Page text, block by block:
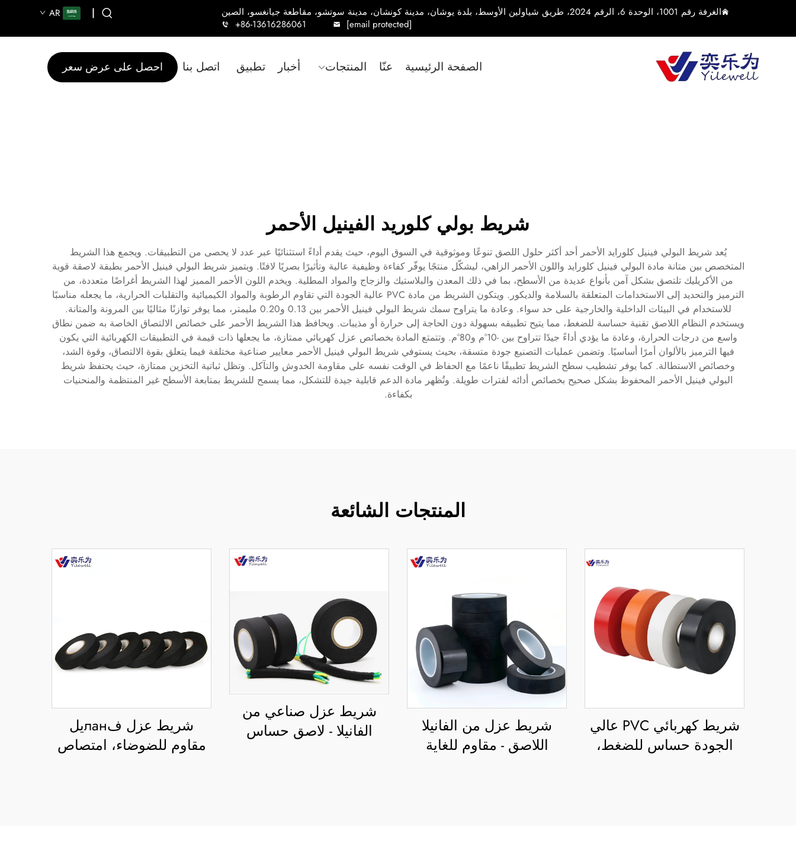
الغرفة رقم 1001، الوحدة 6، الرقم 2024، طريق شياولين الأوسط، بلدة يوشان، مدينة كونشان، مدينة سوتشو، مقاطعة جيانغسو، الصين
+86-13616286061
[email protected]
|
AR
الصفحة الرئيسية عنّا المنتجات أخبار تطبيق اتصل بنا احصل على عرض سعر
شريط بولي كلوريد الفينيل الأحمر
يُعد شريط البولي فينيل كلورايد الأحمر أحد أكثر حلول اللصق تنوعًا وموثوقية في السوق اليوم، حيث يقدم أداءً استثنائيًا عبر عدد لا يحصى من التطبيقات. ويجمع هذا الشريط
المتخصص بين متانة مادة البولي فينيل كلورايد واللون الأحمر الزاهي، ليشكّل منتجًا يوفّر كفاءة وظيفية عالية وتأثيرًا بصريًا لافتًا. ويتميز شريط البولي فينيل الأحمر بطبقة لاصقة قوية
من الأكريليك تلتصق بشكل آمن بأنواع عديدة من الأسطح، بما في ذلك المعدن والبلاستيك والزجاج والمواد المطلية. ويخدم اللون الأحمر المميز لهذا الشريط أغراضًا متعددة، من
الترميز والتحديد إلى الاستخدامات المتعلقة بالسلامة والديكور. ويتكون الشريط من مادة PVC عالية الجودة التي تقاوم الرطوبة والمواد الكيميائية والتقلبات الحرارية، ما يجعله مناسبًا
للاستخدام في البيئات الداخلية والخارجية على حد سواء. وعادة ما يتراوح سمك شريط البولي فينيل الأحمر بين 0.13 و0.20 مليمتر، مما يوفر توازنًا مثاليًا بين المرونة والمتانة.
ويستخدم النظام اللاصق تقنية حساسة للضغط، مما يتيح تطبيقه بسهولة دون الحاجة إلى حرارة أو مذيبات. ويحافظ هذا الشريط الأحمر على خصائص الالتصاق الخاصة به ضمن نطاق
واسع من درجات الحرارة، وعادة ما يؤدي أداءً جيدًا تتراوح بين -10°م و80°م. وتتمتع المادة بخصائص عزل كهربائي ممتازة، ما يجعلها ذات قيمة في التطبيقات الكهربائية التي يكون
فيها الترميز بالألوان أمرًا أساسيًا. وتضمن عمليات التصنيع جودة متسقة، بحيث يستوفي شريط البولي فينيل الأحمر معايير صناعية مختلفة فيما يتعلق بقوة الالتصاق، وقوة الشد،
وخصائص الاستطالة. كما يوفر تشطيب سطح الشريط تطبيقًا ناعمًا مع الحفاظ في الوقت نفسه على مقاومة الخدوش والتآكل. وتظل ثباتية التخزين ممتازة، حيث يحتفظ شريط
البولي فينيل الأحمر المحفوظ بشكل صحيح بخصائص أدائه لفترات طويلة. وتُظهر مادة الدعم قابلية جيدة للتشكل، مما يسمح للشريط بمتابعة الأسطح غير المنتظمة والمنحنيات
بكفاءة.
المنتجات الشائعة
شريط كهربائي PVC عالي
الجودة حساس للضغط،
شريط عزل من الفانيلا
اللاصق - مقاوم للغاية
شريط عزل صناعي من
الفانيلا - لاصق حساس
شريط عزل فланيل
مقاوم للضوضاء، امتصاص